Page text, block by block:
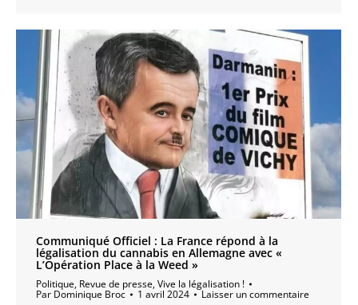
Communiqué Officiel : La France répond à la
légalisation du cannabis en Allemagne avec «
L’Opération Place à la Weed »
Politique, Revue de presse,Vive la légalisation !
Par Dominique Broc 1 avril 2024 Laisser un commentaire